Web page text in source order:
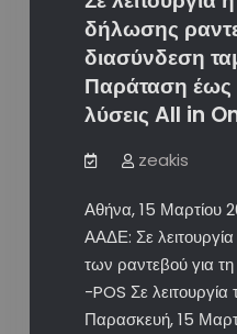
δήλωσης
διασύνδεση
Παράταση έως
λύσεις All in
zeakis
Αθήνα, 15
ΑΑΔΕ: Σε
των ραντεβού για
-POS Σε λειτουργία
Παρασκευή, 15